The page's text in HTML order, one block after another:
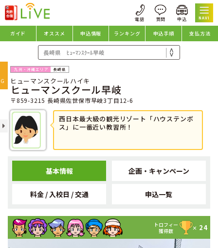
NAVI
ガイド オススメ 申込情報 ランキング 申込手順 支払方法
長崎県
ヒューマンスクールハイキ
ヒューマンスクール早岐
〒859-3215 長崎県佐世保市早岐3丁目12-6
西日本最大級の観光リゾート「ハウステンボ
ス」に一番近い教習所！
基本情報 企画・キャンペーン
料金 / 入校日 / 交通 申込一覧
トロフィー
獲得数
× 24